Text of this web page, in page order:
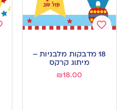
to
wishlist
18 מדבקות מלבניות –
מיתוג קרקס
₪18.00